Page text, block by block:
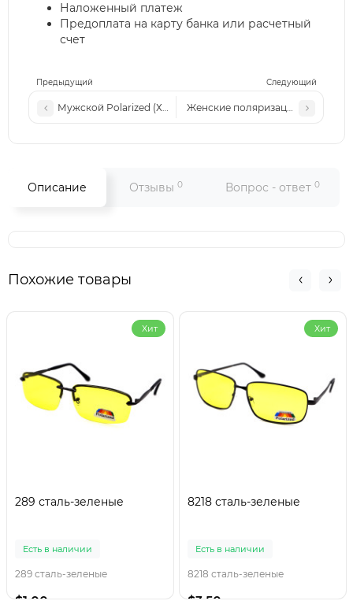
Предыдущий Следующий
Мужской Polarized (Хамелеон) MATLRXS PA1701 c1
Женские поляризационные
Наложенный платеж
Предоплата на карту банка или расчетный
счет
Описание Отзывы 0 Вопрос - ответ 0
Похожие товары
Хит
289 сталь-зеленые
Есть в наличии
289 сталь-зеленые
$1.00
Хит
8218 сталь-зеленые
Есть в наличии
8218 сталь-зеленые
$3.50